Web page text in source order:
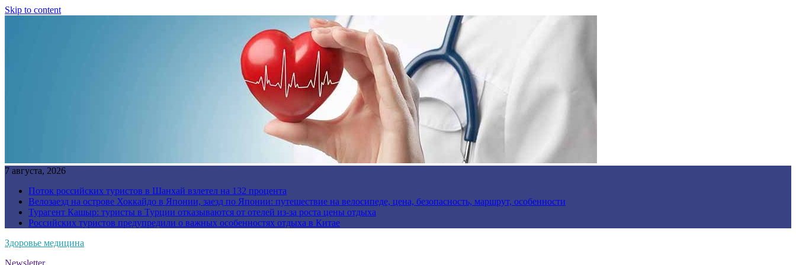
Skip to content
7 августа, 2026
Поток российских туристов в Шанхай взлетел на 132 процента
Велозаезд на острове Хоккайдо в Японии, заезд по Японии: путешествие на велосипеде, цена, безопасность, маршрут, особенности
Турагент Кашыр: туристы в Турции отказываются от отелей из-за роста цены отдыха
Российских туристов предупредили о важных особенностях отдыха в Китае
Здоровье медицина
Newsletter